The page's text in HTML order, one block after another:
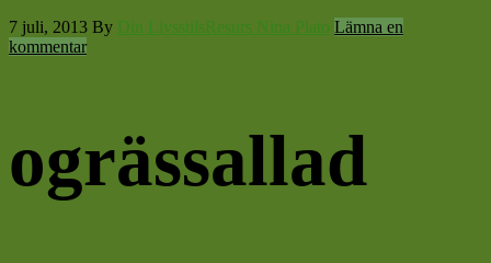
7 juli, 2013 By Din LivsstilsResurs Nina Plato Lämna en
kommentar
ogrässallad